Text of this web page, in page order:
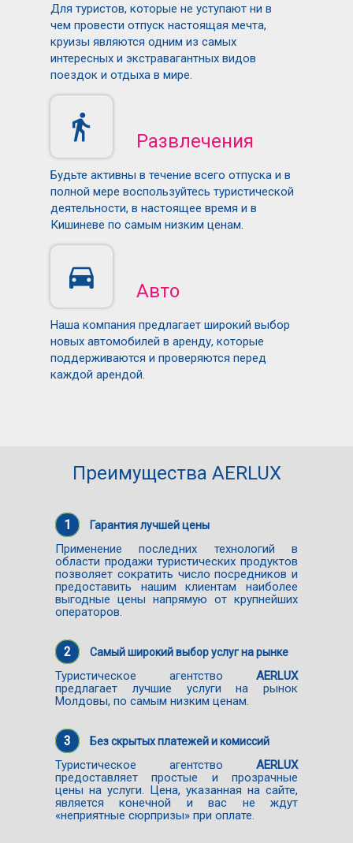
Для туристов, которые не уступают ни в
чем провести отпуск настоящая мечта,
круизы являются одним из самых
интересных и экстравагантных видов
поездок и отдыха в мире.
Развлечения
Будьте активны в течение всего отпуска и в
полной мере воспользуйтесь туристической
деятельности, в настоящее время и в
Кишиневе по самым низким ценам.
Авто
Наша компания предлагает широкий выбор
новых автомобилей в аренду, которые
поддерживаются и проверяются перед
каждой арендой.
Преимущества AERLUX
1 Гарантия лучшей цены
Применение последних технологий в
области продажи туристических продуктов
позволяет сократить число посредников и
предоставить нашим клиентам наиболее
выгодные цены напрямую от крупнейших
операторов.
2 Самый широкий выбор услуг на рынке
Туристическое агентство AERLUX
предлагает лучшие услуги на рынок
Молдовы, по самым низким ценам.
3 Без скрытых платежей и комиссий
Туристическое агентство AERLUX
предоставляет простые и прозрачные
цены на услуги. Цена, указанная на сайте,
является конечной и вас не ждут
«неприятные сюрпризы» при оплате.